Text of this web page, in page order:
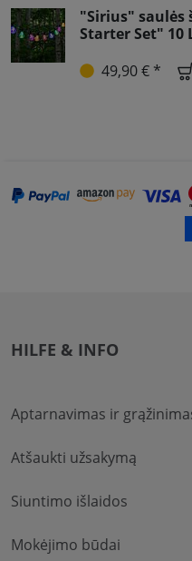
"Sirius" saulės
Starter Set" 10
49,90 € *
HILFE & INFO
Aptarnavimas ir
Atšaukti užsakymą
Siuntimo išlaidos
Mokėjimo būdai